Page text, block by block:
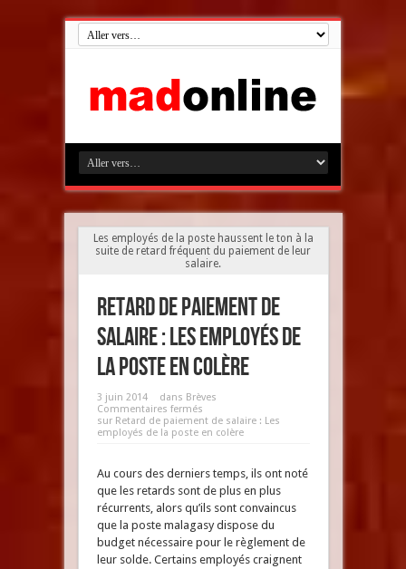
Les employés de la poste haussent le ton à la
suite de retard fréquent du paiement de leur
salaire.
Retard de paiement de
salaire : Les employés de
la poste en colère
3 juin 2014 dans Brèves
Commentaires fermés
sur Retard de paiement de salaire : Les
employés de la poste en colère
Au cours des derniers temps, ils ont noté
que les retards sont de plus en plus
récurrents, alors qu’ils sont convaincus
que la poste malagasy dispose du
budget nécessaire pour le règlement de
leur solde. Certains employés craignent